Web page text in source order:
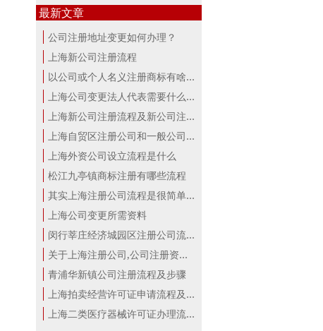
最新文章
公司注册地址变更如何办理？
上海新公司注册流程
以公司或个人名义注册商标有啥区别？...
上海公司变更法人代表需要什么手续
上海新公司注册流程及新公司注册费用
上海自贸区注册公司和一般公司注册有...
上海外资公司设立流程是什么
松江九亭镇商标注册有哪些流程
其实上海注册公司流程是很简单的！
上海公司变更所需资料
闵行莘庄经济城园区注册公司流程
关于上海注册公司,公司注册资本详解！
青浦华新镇公司注册流程及步骤
上海拍卖经营许可证申请流程及材料
上海二类医疗器械许可证办理流程